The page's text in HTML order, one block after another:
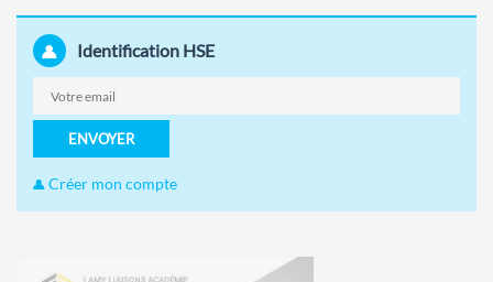
Identification HSE
ENVOYER
Créer mon compte